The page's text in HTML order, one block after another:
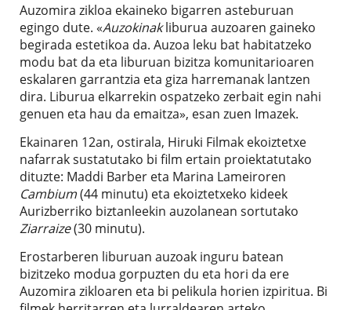
Auzomira zikloa ekaineko bigarren asteburuan
egingo dute. «Auzokinakliburua auzoaren gaineko
begirada estetikoa da. Auzoa leku bat habitatzeko
modu bat da eta liburuan bizitza komunitarioaren
eskalaren garrantzia eta giza harremanak lantzen
dira. Liburua elkarrekin ospatzeko zerbait egin nahi
genuen eta hau da emaitza», esan zuen Imazek.
Ekainaren 12an, ostirala, Hiruki Filmak ekoiztetxe
nafarrak sustatutako bi film ertain proiektatutako
dituzte: Maddi Barber eta Marina Lameiroren
Cambium(44 minutu) eta ekoiztetxeko kideek
Aurizberriko biztanleekin auzolanean sortutako
Ziarraize(30 minutu).
Erostarberen liburuan auzoak inguru batean
bizitzeko modua gorpuzten du eta hori da ere
Auzomira zikloaren eta bi pelikula horien izpiritua. Bi